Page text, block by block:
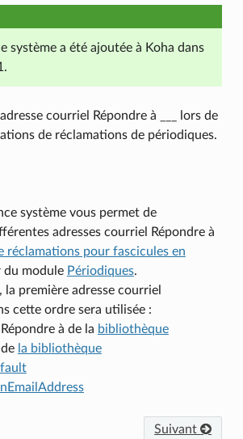
système a été ajoutée à Koha dans
courriel Répondre à ___ lors de
de réclamations de périodiques.
système vous permet de
adresses courriel Répondre à
réclamations pour fascicules en
du module Périodiques.
la première adresse courriel
cette ordre sera utilisée :
à de la bibliothèque
la bibliothèque
Suivant